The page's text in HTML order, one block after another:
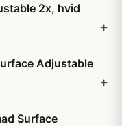
2x, hvid
Adjustable
Surface